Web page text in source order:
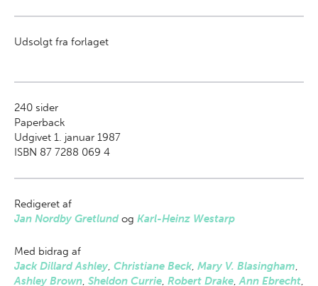
Udsolgt fra forlaget
240 sider
Paperback
Udgivet 1. januar 1987
ISBN 87 7288 069 4
Redigeret af
Jan Nordby Gretlundog Karl-Heinz Westarp
Med bidrag af
Jack Dillard Ashley, Christiane Beck, Mary V. Blasingham,
Ashley Brown, Sheldon Currie, Robert Drake,Ann Ebrecht,